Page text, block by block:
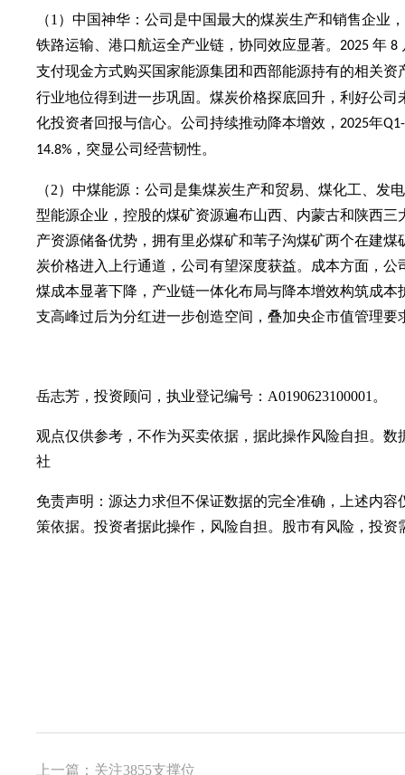
（1）中国神华： 公司 是中 国最大的煤炭生产和销售企业 ，
铁路运输、港口航运全产业链，协同效应显著。 2025 年 8
支付现金方式购买国家能源集团和西部能源持有的相关资
行业地位得到进一步巩固。煤炭价格探底回升，利好公司
化投资者回报与信心。公司持续推动降本增效， 2025年
14.8% ，突显公司经营韧性。
（2）中煤能源：公司是集煤炭生产和贸易、煤化工、发
型能源企业，控股的煤矿资源遍布山西、内蒙古和陕西
产资源储备优势，拥有里必煤矿和苇子沟煤矿两个在建
炭价格进入上行通道，公司有望深度获益。成本方面，
煤成本显著下降，产业链一体化布局与降本增效构筑成
支高峰过后为分红进一步创造空间，叠加央企市值管理
岳志芳，投资顾问，执业登记编号：A0190623100001。
观点仅供参考，不作为买卖依据，据此操作风险自担。
社
免责声明：源达力求但不保证数据的完全准确，上述内
策依据。投资者据此操作，风险自担。股市有风险，投资
上一篇：关注3855支撑位